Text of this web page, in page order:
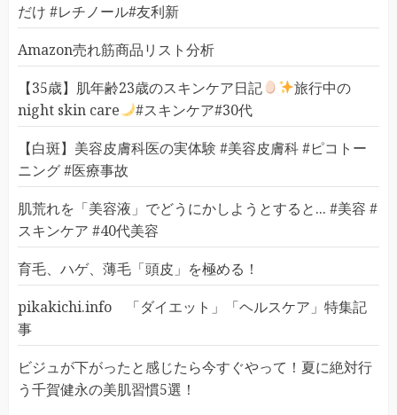
だけ #レチノール#友利新
Amazon売れ筋商品リスト分析
【35歳】肌年齢23歳のスキンケア日記
旅行中の
night skin care
#スキンケア#30代
【白斑】美容皮膚科医の実体験 #美容皮膚科 #ピコトー
ニング #医療事故
肌荒れを「美容液」でどうにかしようとすると... #美容 #
スキンケア #40代美容
育毛、ハゲ、薄毛「頭皮」を極める！
pikakichi.info 「ダイエット」「ヘルスケア」特集記
事
ビジュが下がったと感じたら今すぐやって！夏に絶対行
う千賀健永の美肌習慣5選！